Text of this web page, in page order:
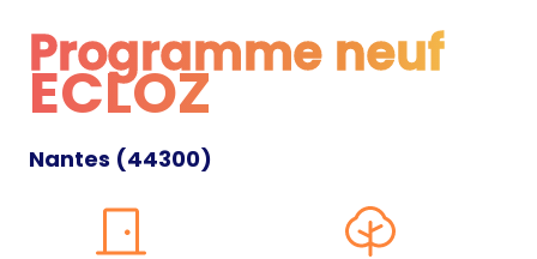
Programme neuf
Programme neuf
ECLOZ
Nantes (44300)